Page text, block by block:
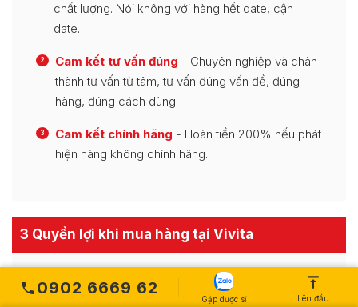
chất lượng. Nói không với hàng hết date, cận
date.
2 Cam kết tư vấn đúng - Chuyên nghiệp và chân
thành tư vấn từ tâm, tư vấn đúng vấn đề, đúng
hàng, đúng cách dùng.
3 Cam kết chính hãng - Hoàn tiền 200% nếu phát
hiện hàng không chính hãng.
3 Quyền lợi khi mua hàng tại Vivita
1 Hỗ trợ giao hàng tận nhà
- Miễn phí vận
0902 6669 62
Gặp dược sĩ Lên đầu